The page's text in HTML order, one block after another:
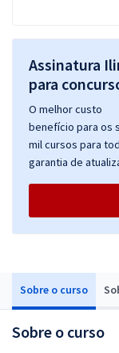
Sobre o curso
Sobre o curso
Assinatura
para
O melhor custo
benefício para os
mil cursos para
garantia de